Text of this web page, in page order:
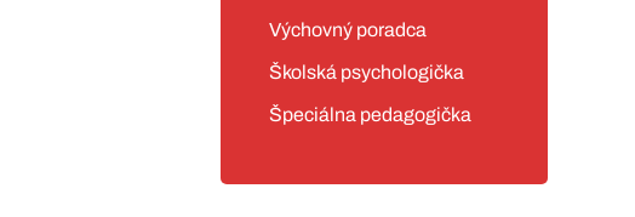
Výchovný poradca
Školská psychologička
Špeciálna pedagogička